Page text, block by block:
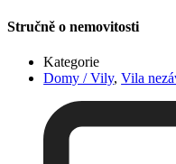
Stručně o nemovitosti
Kategorie
Domy / Vily,Vila